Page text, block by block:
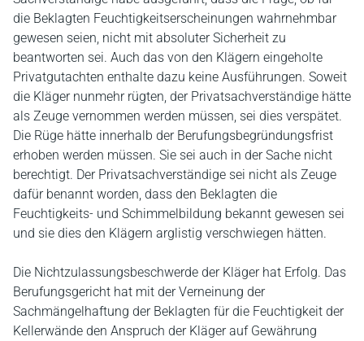
die Beklagten Feuchtigkeitserscheinungen wahrnehmbar
gewesen seien, nicht mit absoluter Sicherheit zu
beantworten sei. Auch das von den Klägern eingeholte
Privatgutachten enthalte dazu keine Ausführungen. Soweit
die Kläger nunmehr rügten, der Privatsachverständige hätte
als Zeuge vernommen werden müssen, sei dies verspätet.
Die Rüge hätte innerhalb der Berufungsbegründungsfrist
erhoben werden müssen. Sie sei auch in der Sache nicht
berechtigt. Der Privatsachverständige sei nicht als Zeuge
dafür benannt worden, dass den Beklagten die
Feuchtigkeits- und Schimmelbildung bekannt gewesen sei
und sie dies den Klägern arglistig verschwiegen hätten.
Die Nichtzulassungsbeschwerde der Kläger hat Erfolg. Das
Berufungsgericht hat mit der Verneinung der
Sachmängelhaftung der Beklagten für die Feuchtigkeit der
Kellerwände den Anspruch der Kläger auf Gewährung